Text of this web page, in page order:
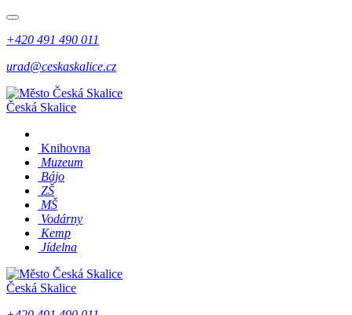
+420 491 490 011
urad@ceskaskalice.cz
Česká Skalice
Knihovna
Muzeum
Bájo
ZŠ
MŠ
Vodárny
Kemp
Jídelna
Česká Skalice